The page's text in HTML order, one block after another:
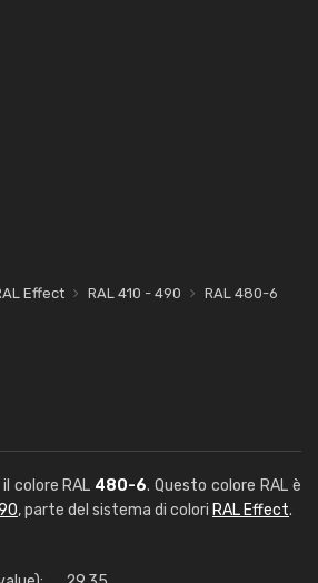
Effect RAL 410 - 490 RAL 480-6
colore RAL 480-6. Questo colore RAL è
, parte del sistema di colori RAL Effect.